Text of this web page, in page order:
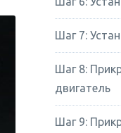
Шаг 7:
Шаг 8:
двигатель
Шаг 9: